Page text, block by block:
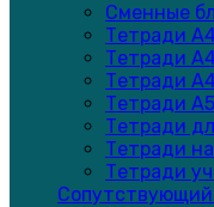
Сменные
Тетради
Тетради
Тетради
Тетради
Тетради
Тетради
Тетради
Сопутствующий